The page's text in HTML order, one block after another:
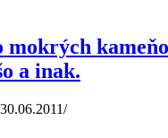
a inak.
30.06.2011